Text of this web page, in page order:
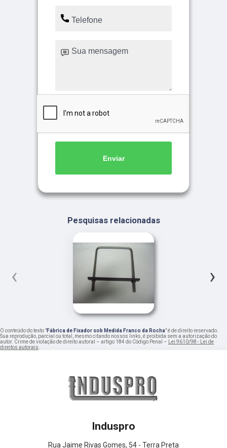
Enviar
Pesquisas relacionadas
‹ ›
O conteúdo do texto "Fábrica de Fixador sob Medida Franco da Rocha" é de direito reservado.
Sua reprodução, parcial ou total, mesmo citando nossos links, é proibida sem a autorização do
autor. Crime de violação de direito autoral – artigo 184 do Código Penal – Lei 9610/98 - Lei de
direitos autorais.
Induspro
Rua Jaime Rivas Gomes, 54 - Terra Preta